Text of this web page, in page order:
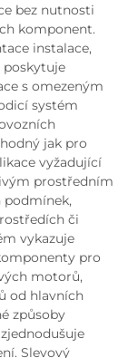
bez nutnosti
komponent.
instalace,
poskytuje
s omezeným
systém
jak pro
vyžadující
prostředním
podmínek,
či
vykazuje
pro
motorů,
od hlavních
způsoby
Slevový